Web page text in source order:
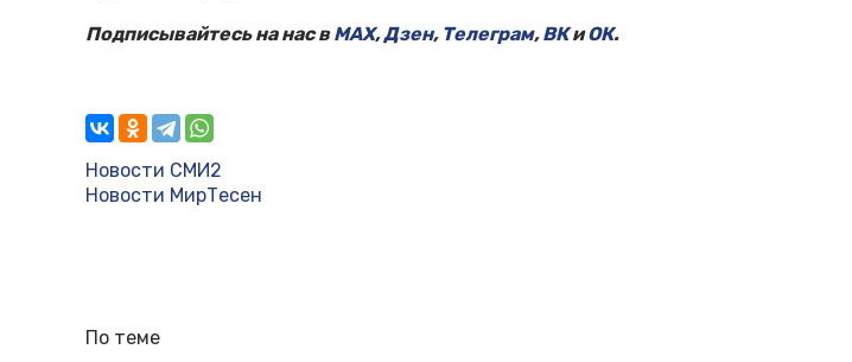
Подписывайтесь на нас вMAX,Дзен, Телеграм,ВКиОК.
Новости СМИ2
Новости МирТесен
По теме